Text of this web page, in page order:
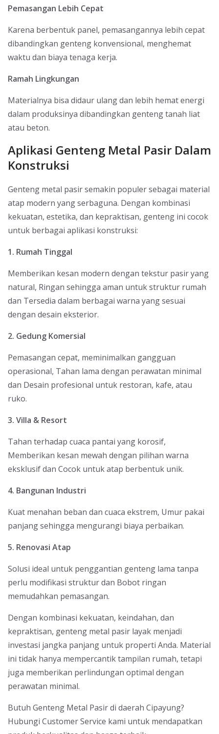
Pemasangan Lebih Cepat
Karena berbentuk panel, pemasangannya lebih cepat
dibandingkan genteng konvensional, menghemat
waktu dan biaya tenaga kerja.
Ramah Lingkungan
Materialnya bisa didaur ulang dan lebih hemat energi
dalam produksinya dibandingkan genteng tanah liat
atau beton.
Aplikasi Genteng Metal Pasir Dalam
Konstruksi
Genteng metal pasir semakin populer sebagai material
atap modern yang serbaguna. Dengan kombinasi
kekuatan, estetika, dan kepraktisan, genteng ini cocok
untuk berbagai aplikasi konstruksi:
1. Rumah Tinggal
Memberikan kesan modern dengan tekstur pasir yang
natural, Ringan sehingga aman untuk struktur rumah
dan Tersedia dalam berbagai warna yang sesuai
dengan desain eksterior.
2. Gedung Komersial
Pemasangan cepat, meminimalkan gangguan
operasional, Tahan lama dengan perawatan minimal
dan Desain profesional untuk restoran, kafe, atau
ruko.
3. Villa & Resort
Tahan terhadap cuaca pantai yang korosif,
Memberikan kesan mewah dengan pilihan warna
eksklusif dan Cocok untuk atap berbentuk unik.
4. Bangunan Industri
Kuat menahan beban dan cuaca ekstrem, Umur pakai
panjang sehingga mengurangi biaya perbaikan.
5. Renovasi Atap
Solusi ideal untuk penggantian genteng lama tanpa
perlu modifikasi struktur dan Bobot ringan
memudahkan pemasangan.
Dengan kombinasi kekuatan, keindahan, dan
kepraktisan, genteng metal pasir layak menjadi
investasi jangka panjang untuk properti Anda. Material
ini tidak hanya mempercantik tampilan rumah, tetapi
juga memberikan perlindungan optimal dengan
perawatan minimal.
Butuh Genteng Metal Pasir di daerah Cipayung?
Hubungi Customer Service kami untuk mendapatkan